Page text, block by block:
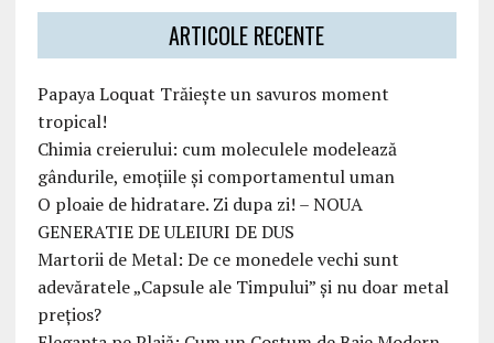
ARTICOLE RECENTE
Papaya Loquat Trăiește un savuros moment
tropical!
Chimia creierului: cum moleculele modelează
gândurile, emoțiile și comportamentul uman
O ploaie de hidratare. Zi dupa zi! – NOUA
GENERATIE DE ULEIURI DE DUS
Martorii de Metal: De ce monedele vechi sunt
adevăratele „Capsule ale Timpului” și nu doar metal
prețios?